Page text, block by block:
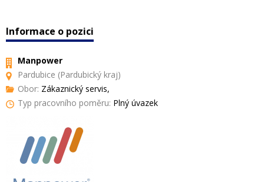
Informace o pozici
Manpower
Pardubice (Pardubický kraj)
Obor: Zákaznický servis,
Typ pracovního poměru: Plný úvazek